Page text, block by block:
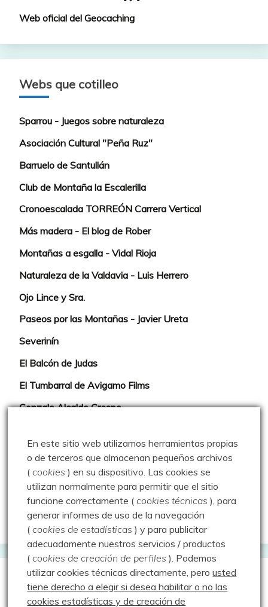
Web oficial del Geocaching
Webs que cotilleo
Sparrou - Juegos sobre naturaleza
Asociación Cultural "Peña Ruz"
Barruelo de Santullán
Club de Montaña la Escalerilla
Cronoescalada TORREÓN Carrera Vertical
Más madera - El blog de Rober
Montañas a esgalla - Vidal Rioja
Naturaleza de la Valdavia - Luis Herrero
Ojo Lince y Sra.
Paseos por las Montañas - Javier Ureta
Severinín
El Balcón de Judas
El Tumbarral de Avigamo Films
Gonzalo Alcalde Crespo
Rutas y excursiones con niños
Valdeolea. Río Camesa, la vía azul
Aprendiz de sueños
Guías de Montaña
En este sitio web utilizamos herramientas propias
o de terceros que almacenan pequeños archivos
(cookies ) en su dispositivo. Las cookies se
utilizan normalmente para permitir que el sitio
funcione correctamente (cookies técnicas ), para
generar informes de uso de la navegación
(cookies de estadísticas ) y para publicitar
adecuadamente nuestros servicios / productos
(cookies de creación de perfiles ). Podemos
utilizar cookies técnicas directamente, perousted
tiene derecho a elegir si desea habilitar o no las
cookies estadísticas y de creación de